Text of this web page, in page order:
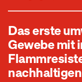
Das erste
Gewebe mit